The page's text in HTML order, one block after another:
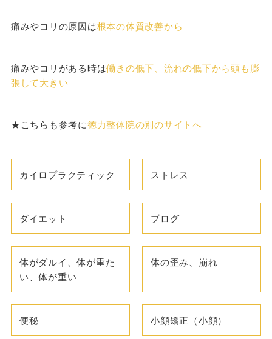
痛みやコリの原因は根本の体質改善から
痛みやコリがある時は働きの低下、流れの低下から頭も膨
張して大きい
★こちらも参考に徳力整体院の別のサイトへ
カイロプラクティック ストレス
ダイエット ブログ
体がダルイ、体が重た
い、体が重い
体の歪み、崩れ
便秘 小顔矯正（小顔）